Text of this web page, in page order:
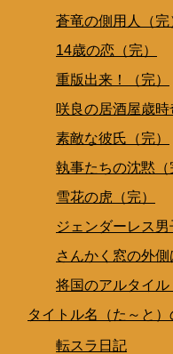
蒼竜の側用人（完
14歳の恋（完）
重版出来！（完）
咲良の居酒屋歳時
素敵な彼氏（完）
執事たちの沈黙（
雪花の虎（完）
ジェンダーレス男
さんかく窓の外側
将国のアルタイル
タイトル名（た～と
転スラ日記